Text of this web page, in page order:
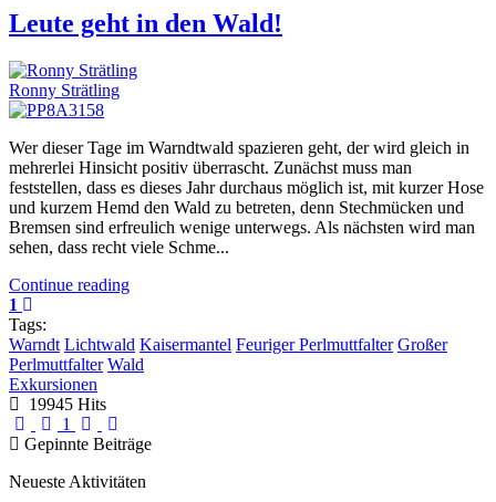
Leute geht in den Wald!
Ronny Strätling
Wer dieser Tage im Warndtwald spazieren geht, der wird gleich in
mehrerlei Hinsicht positiv überrascht. Zunächst muss man
feststellen, dass es dieses Jahr durchaus möglich ist, mit kurzer Hose
und kurzem Hemd den Wald zu betreten, denn Stechmücken und
Bremsen sind erfreulich wenige unterwegs. Als nächsten wird man
sehen, dass recht viele Schme...
Continue reading
1
Tags:
Warndt Lichtwald Kaisermantel Feuriger Perlmuttfalter Großer
Perlmuttfalter Wald
Exkursionen
19945 Hits
First Page
Previous Page
1 Next Page
Gepinnte Beiträge
Neueste Aktivitäten